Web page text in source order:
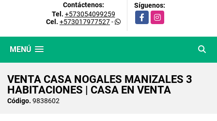
Contáctenos:
Tel. +573054099259
Cel. +573017977527-
Síguenos:
FacebookInstagram
MENÚ
VENTA CASA NOGALES MANIZALES 3
HABITACIONES | CASA EN VENTA
Código. 9838602